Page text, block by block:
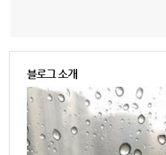
블로그 소개